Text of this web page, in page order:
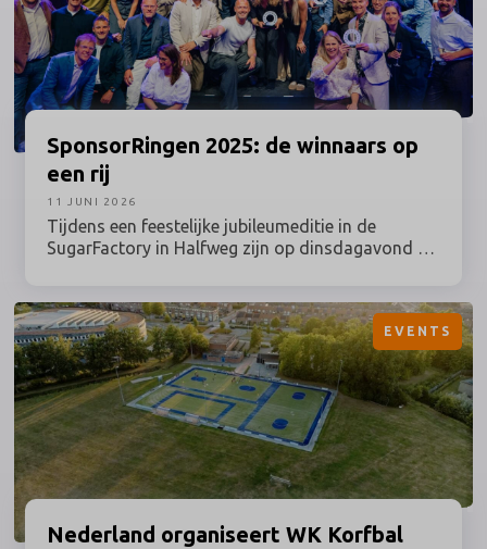
SponsorRingen 2025: de winnaars op
een rij
Tijdens een feestelijke jubileumeditie in de
SugarFactory in Halfweg zijn op dinsdagavond 9
sport, kunst & cultuur, entertainment, media,
esports & gaming en maatschappij kwamen bijeen
voor de uitreiking van de belangrijkste vakprijzen
binnen het Nederlandse sponsorvakgebied.
11 JUNI 2026
Nederland organiseert WK Korfbal
EVENTS